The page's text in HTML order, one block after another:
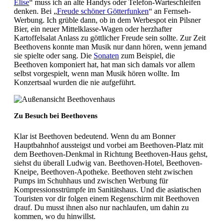
Elise“ muss ich an alte Handys oder Telefon-Warteschleifen
denken. Bei „Freude schöner Götterfunken“ an Fernseh-
Werbung. Ich grüble dann, ob in dem Werbespot ein Pilsner
Bier, ein neuer Mittelklasse-Wagen oder herzhafter
Kartoffelsalat Anlass zu göttlicher Freude sein sollte. Zur Zeit
Beethovens konnte man Musik nur dann hören, wenn jemand
sie spielte oder sang. Die Sonaten zum Beispiel, die
Beethoven komponiert hat, hat man sich damals vor allem
selbst vorgespielt, wenn man Musik hören wollte. Im
Konzertsaal wurden die nie aufgeführt.
Zu Besuch bei Beethovens
Klar ist Beethoven bedeutend. Wenn du am Bonner
Hauptbahnhof aussteigst und vorbei am Beethoven-Platz mit
dem Beethoven-Denkmal in Richtung Beethoven-Haus gehst,
siehst du überall Ludwig van. Beethoven-Hotel, Beethoven-
Kneipe, Beethoven-Apotheke. Beethoven steht zwischen
Pumps im Schuhhaus und zwischen Werbung für
Kompressionsstrümpfe im Sanitätshaus. Und die asiatischen
Touristen vor dir folgen einem Regenschirm mit Beethoven
drauf. Du musst ihnen also nur nachlaufen, um dahin zu
kommen, wo du hinwillst.